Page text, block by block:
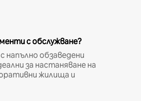
с обслужване?
напълно обзаведени
за настаняване на
жилища и